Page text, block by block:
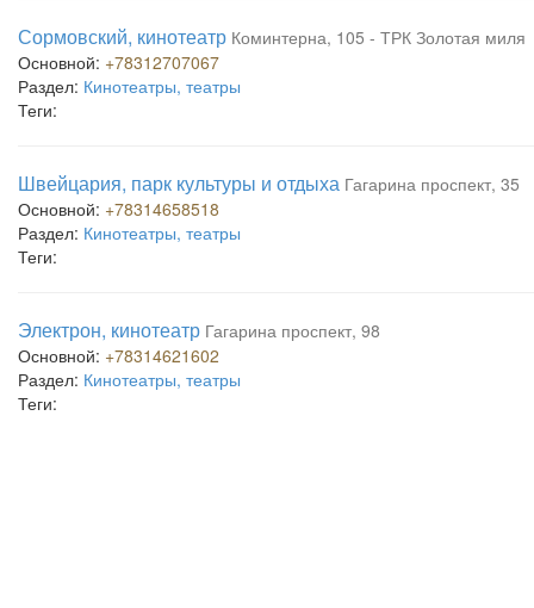
Сормовский, кинотеатр Коминтерна, 105 - ТРК Золотая миля
Основной: +78312707067
Раздел: Кинотеатры, театры
Теги:
Швейцария, парк культуры и отдыха Гагарина проспект, 35
Основной: +78314658518
Раздел: Кинотеатры, театры
Теги:
Электрон, кинотеатр Гагарина проспект, 98
Основной: +78314621602
Раздел: Кинотеатры, театры
Теги: